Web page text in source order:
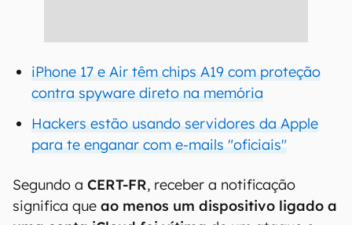
iPhone 17 e Air têm chips A19 com proteção
contra spyware direto na memória
Hackers estão usando servidores da Apple
para te enganar com e-mails "oficiais"
Segundo a CERT-FR, receber a notificação
significa que ao menos um dispositivo ligado a